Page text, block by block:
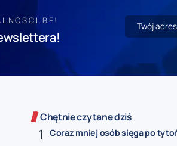
Chętnie czytane dziś
Coraz mniej osób sięga po